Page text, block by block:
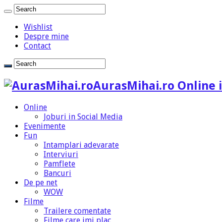
Wishlist
Despre mine
Contact
AurasMihai.ro Online
Online
Joburi in Social Media
Evenimente
Fun
Intamplari adevarate
Interviuri
Pamflete
Bancuri
De pe net
WOW
Filme
Trailere comentate